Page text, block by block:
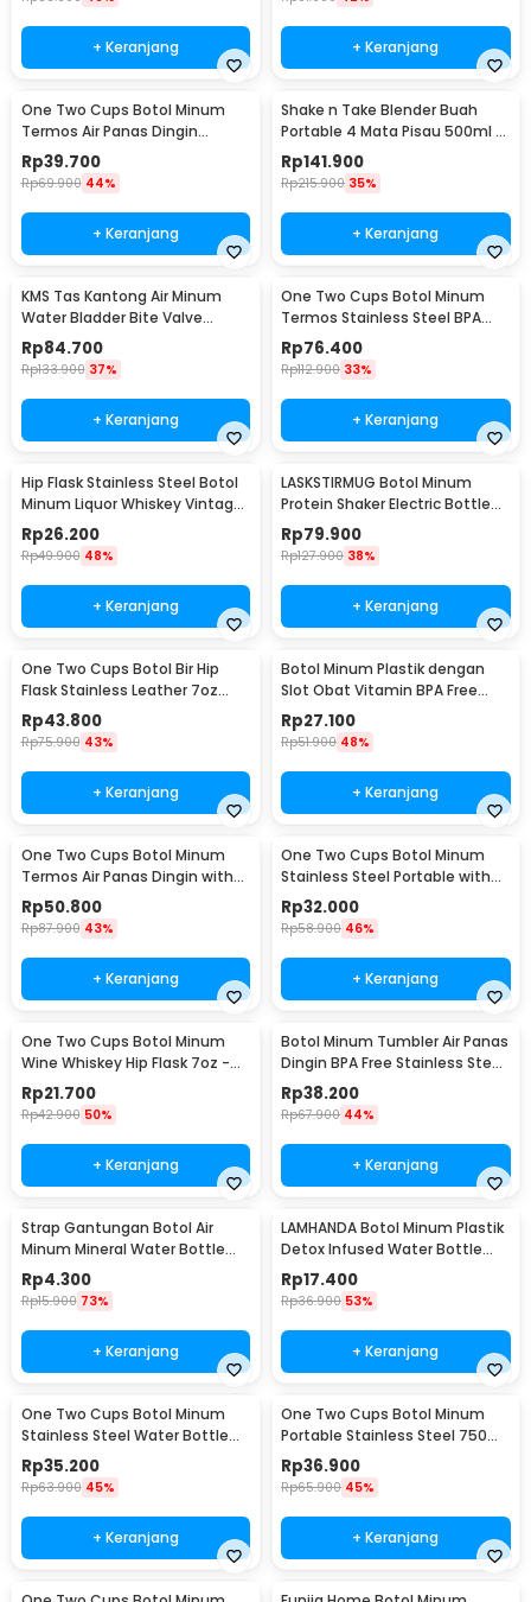
+ Keranjang + Keranjang
One Two Cups Botol Minum
Termos Air Panas Dingin
Stainless Steel 260ml -
AQW575
Rp39.700
Rp69.900 44%
+ Keranjang
Shake n Take Blender Buah
Portable 4 Mata Pisau 500ml -
VT-04
Rp141.900
Rp215.900 35%
+ Keranjang
KMS Tas Kantong Air Minum
Water Bladder Bite Valve
Hydration Bag 3L - BL018
Rp84.700
Rp133.900 37%
+ Keranjang
One Two Cups Botol Minum
Termos Stainless Steel BPA
Free 400ml - K623
Rp76.400
Rp112.900 33%
+ Keranjang
Hip Flask Stainless Steel Botol
Minum Liquor Whiskey Vintage
7oz Jack Daniel - H-7
Rp26.200
Rp49.900 48%
+ Keranjang
LASKSTIRMUG Botol Minum
Protein Shaker Electric Bottle
BPA Free 480ml - 1505
Rp79.900
Rp127.900 38%
+ Keranjang
One Two Cups Botol Bir Hip
Flask Stainless Leather 7oz
with Shot Glass
Rp43.800
Rp75.900 43%
+ Keranjang
Botol Minum Plastik dengan
Slot Obat Vitamin BPA Free
600ml - 830
Rp27.100
Rp51.900 48%
+ Keranjang
One Two Cups Botol Minum
Termos Air Panas Dingin with
Cup Head 500ml - SUS304
Rp50.800
Rp87.900 43%
+ Keranjang
One Two Cups Botol Minum
Stainless Steel Portable with
Carabiner 750ml - GBD
Rp32.000
Rp58.900 46%
+ Keranjang
One Two Cups Botol Minum
Wine Whiskey Hip Flask 7oz -
F0212
Rp21.700
Rp42.900 50%
+ Keranjang
Botol Minum Tumbler Air Panas
Dingin BPA Free Stainless Steel
350ml - HS-6983
Rp38.200
Rp67.900 44%
+ Keranjang
Strap Gantungan Botol Air
Minum Mineral Water Bottle
Belt Hanger - 3330
Rp4.300
Rp15.900 73%
+ Keranjang
LAMHANDA Botol Minum Plastik
Detox Infused Water Bottle
BPA Free 1L - QWF236
Rp17.400
Rp36.900 53%
+ Keranjang
One Two Cups Botol Minum
Stainless Steel Water Bottle
300ml - YM006
Rp35.200
Rp63.900 45%
+ Keranjang
One Two Cups Botol Minum
Portable Stainless Steel 750ml
- YM006
Rp36.900
Rp65.900 45%
+ Keranjang